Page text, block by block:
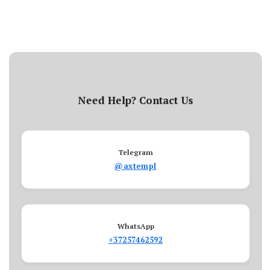
Need Help? Contact Us
Telegram
@axtempl
WhatsApp
+37257462592